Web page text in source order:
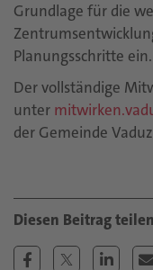
Grundlage für die
Planungsschritte ein.
Der vollständige
unter
der Gemeinde